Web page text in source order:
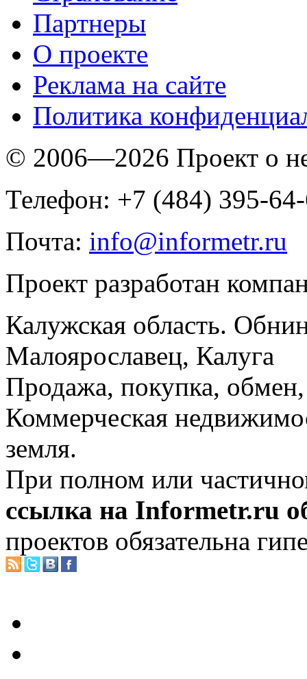
Партнеры
O проекте
Реклама на сайте
Политика
© 2006—2026 Проект о
Телефон: +7 (484) 395-
Почта: info@informetr.ru
Проект разработан
Калужская область.
Малоярославец, Калуга
Продажа, покупка, обмен,
Коммерческая
земля.
При полном или
ссылка на Informetr.ru
проектов обязательна